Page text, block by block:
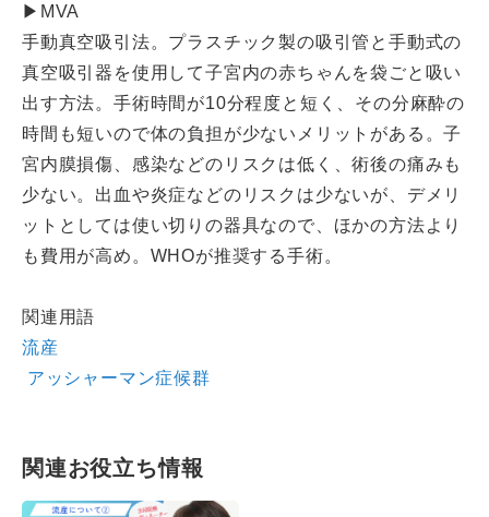
▶MVA
手動真空吸引法。プラスチック製の吸引管と手動式の
真空吸引器を使用して子宮内の赤ちゃんを袋ごと吸い
出す方法。手術時間が10分程度と短く、その分麻酔の
時間も短いので体の負担が少ないメリットがある。子
宮内膜損傷、感染などのリスクは低く、術後の痛みも
少ない。出血や炎症などのリスクは少ないが、デメリ
ットとしては使い切りの器具なので、ほかの方法より
も費用が高め。WHOが推奨する手術。
関連用語
流産
アッシャーマン症候群
関連お役⽴ち情報